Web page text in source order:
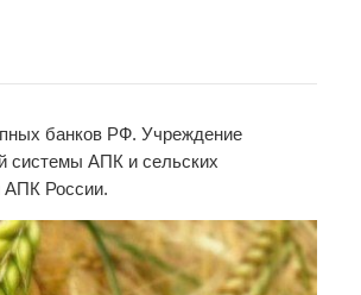
банков РФ. Учреждение
системы АПК и сельских
АПК России.